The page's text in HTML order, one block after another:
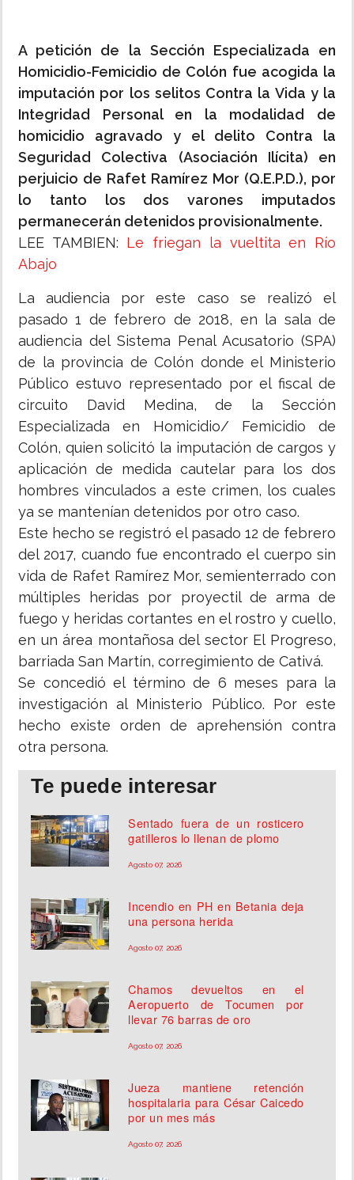
A petición de la Sección Especializada en
Homicidio-Femicidio de Colón fue acogida la
imputación por los selitos Contra la Vida y la
Integridad Personal en la modalidad de
homicidio agravado y el delito Contra la
Seguridad Colectiva (Asociación Ilícita) en
perjuicio de Rafet Ramírez Mor (Q.E.P.D.), por
lo tanto los dos varones imputados
permanecerán detenidos provisionalmente.
LEE TAMBIEN: Le friegan la vueltita en Río
Abajo
La audiencia por este caso se realizó el
pasado 1 de febrero de 2018, en la sala de
audiencia del Sistema Penal Acusatorio (SPA)
de la provincia de Colón donde el Ministerio
Público estuvo representado por el fiscal de
circuito David Medina, de la Sección
Especializada en Homicidio/ Femicidio de
Colón, quien solicitó la imputación de cargos y
aplicación de medida cautelar para los dos
hombres vinculados a este crimen, los cuales
ya se mantenían detenidos por otro caso.
Este hecho se registró el pasado 12 de febrero
del 2017, cuando fue encontrado el cuerpo sin
vida de Rafet Ramírez Mor, semienterrado con
múltiples heridas por proyectil de arma de
fuego y heridas cortantes en el rostro y cuello,
en un área montañosa del sector El Progreso,
barriada San Martín, corregimiento de Cativá.
Se concedió el término de 6 meses para la
investigación al Ministerio Público. Por este
hecho existe orden de aprehensión contra
otra persona.
Te puede interesar
Sentado fuera de un rosticero
gatilleros lo llenan de plomo
Agosto 07, 2026
Incendio en PH en Betania deja
una persona herida
Agosto 07, 2026
Chamos devueltos en el
Aeropuerto de Tocumen por
llevar 76 barras de oro
Agosto 07, 2026
Jueza mantiene retención
hospitalaria para César Caicedo
por un mes más
Agosto 07, 2026